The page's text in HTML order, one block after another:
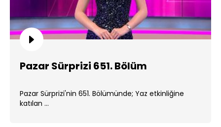
Pazar Sürprizi 651. Bölüm
Pazar Sürprizi'nin 651. Bölümünde; Yaz etkinliğine
katılan ...